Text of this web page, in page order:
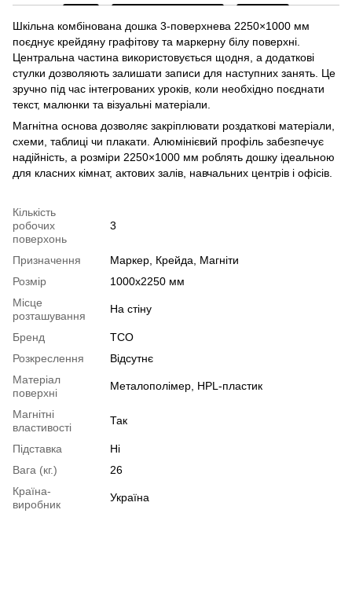
Шкільна комбінована дошка 3-поверхнева 2250×1000 мм
поєднує крейдяну графітову та маркерну білу поверхні.
Центральна частина використовується щодня, а додаткові
стулки дозволяють залишати записи для наступних занять. Це
зручно під час інтегрованих уроків, коли необхідно поєднати
текст, малюнки та візуальні матеріали.
Магнітна основа дозволяє закріплювати роздаткові матеріали,
схеми, таблиці чи плакати. Алюмінієвий профіль забезпечує
надійність, а розміри 2250×1000 мм роблять дошку ідеальною
для класних кімнат, актових залів, навчальних центрів і офісів.
Кількість
робочих
поверхонь
3
Призначення
Маркер, Крейда, Магніти
Розмір
1000х2250 мм
Місце
розташування
На стіну
Бренд
ТСО
Розкреслення
Відсутнє
Матеріал
поверхні
Металополімер, HPL-пластик
Магнітні
властивості
Так
Підставка
Ні
Вага (кг.)
26
Країна-
виробник
Україна